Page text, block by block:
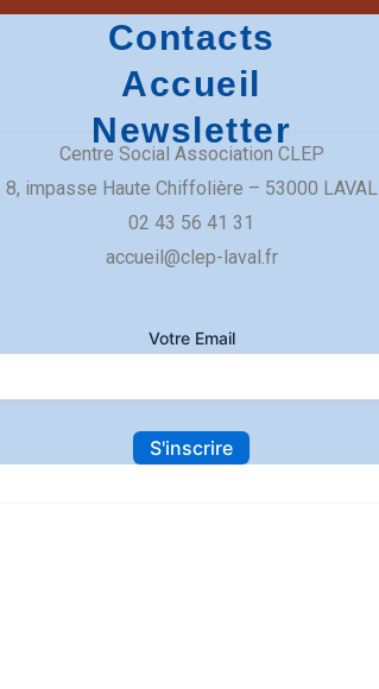
Contacts
Accueil
Newsletter
Centre Social Association CLEP
​8, impasse Haute Chiffolière – 53000 LAVAL​
02 43 56 41 31
accueil@clep-laval.fr
Votre Email